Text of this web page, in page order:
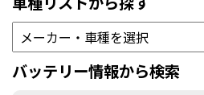
バッテリー情報から検索